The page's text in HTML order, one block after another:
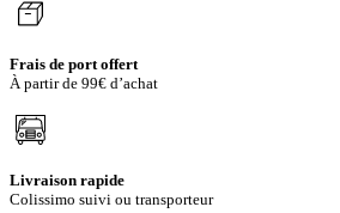
Frais de port offert
À partir de 99€ d’achat
Livraison rapide
Colissimo suivi ou transporteur